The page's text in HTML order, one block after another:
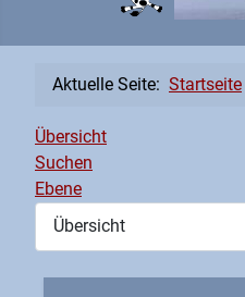
Aktuelle Seite: Startseite
Übersicht
Suchen
Ebene